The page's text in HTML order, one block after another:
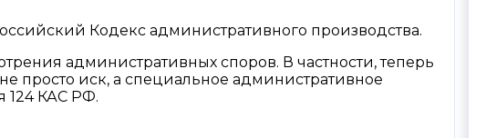
Кодекс административного производства.
административных споров. В частности, теперь
просто иск, а специальное административное
124 КАС РФ.